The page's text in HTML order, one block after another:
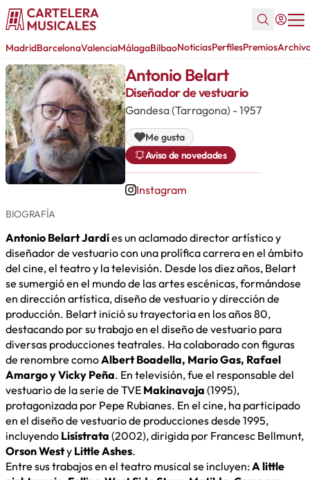
MadridBarcelonaValenciaMálagaBilbaoNoticiasPerfilesPremios
Antonio Belart
Diseñador de vestuario
Gandesa (Tarragona) - 1957
Me gusta
Aviso de novedades
Instagram
BIOGRAFÍA
Antonio Belart Jardíes un aclamado director artístico y
diseñador de vestuario con una prolífica carrera en el ámbito
del cine, el teatro y la televisión. Desde los diez años, Belart
se sumergió en el mundo de las artes escénicas, formándose
en dirección artística, diseño de vestuario y dirección de
producción. Belart inició su trayectoria en los años 80,
destacando por su trabajo en el diseño de vestuario para
diversas producciones teatrales. Ha colaborado con figuras
de renombre comoAlbert Boadella, Mario Gas, Rafael
Amargo y Vicky Peña. En televisión, fue el responsable del
vestuario de la serie de TVE Makinavaja (1995),
protagonizada por Pepe Rubianes. En el cine, ha participado
en el diseño de vestuario de producciones desde 1995,
incluyendo Lisístrata (2002), dirigida por Francesc Bellmunt,
Orson Westy Little Ashes.
Entre sus trabajos en el teatro musical se incluyen:A little